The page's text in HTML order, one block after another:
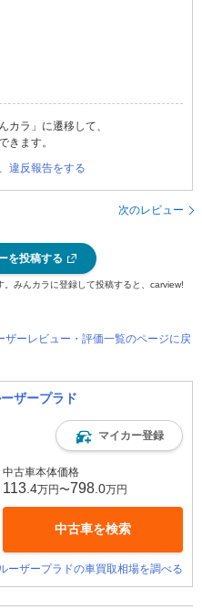
カラ」に遷移して、
きます。
違反報告をする
次のレビュー
を投稿する
みんカラに登録して投稿すると、carview!
ザーレビュー・評価一覧のページに戻
ザープラド
マイカー登録
中古車本体価格
113 .4万円〜798 .0万円
中古車を検索
ーザープラドの車買取相場を調べる